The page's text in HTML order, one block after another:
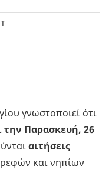
γνωστοποιεί ότι
την Παρασκευή, 26
αιτήσεις
και νηπίων